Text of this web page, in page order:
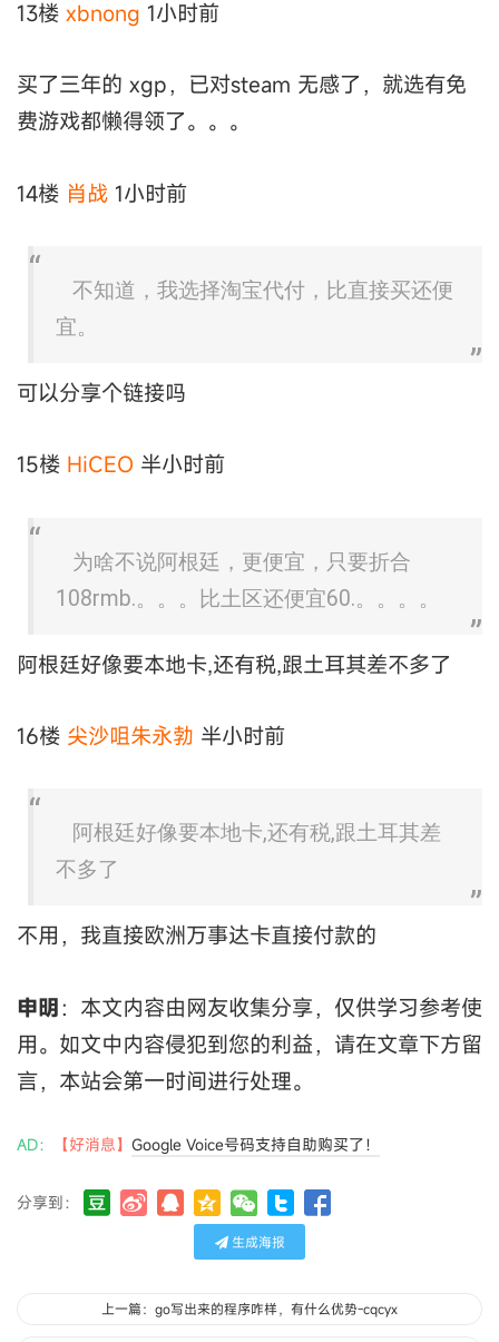
13楼 xbnong 1小时前
买了三年的 xgp，已对steam 无感了，就选有免
费游戏都懒得领了。。。
14楼 肖战 1小时前
不知道，我选择淘宝代付，比直接买还便
宜。
可以分享个链接吗
15楼 HiCEO 半小时前
为啥不说阿根廷，更便宜，只要折合
108rmb.。。。比土区还便宜60.。。。。
阿根廷好像要本地卡,还有税,跟土耳其差不多了
16楼 尖沙咀朱永勃 半小时前
阿根廷好像要本地卡,还有税,跟土耳其差
不多了
不用，我直接欧洲万事达卡直接付款的
申明：本文内容由网友收集分享，仅供学习参考使
用。如文中内容侵犯到您的利益，请在文章下方留
言，本站会第一时间进行处理。
AD： 【好消息】 Google Voice号码支持自助购买了！
分享到：
生成海报
上一篇：go写出来的程序咋样，有什么优势-cqcyx